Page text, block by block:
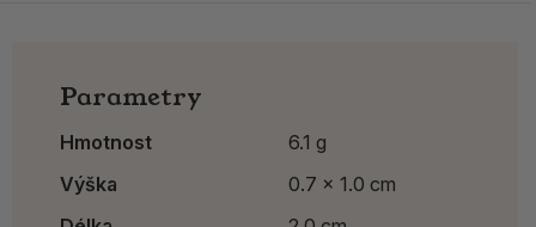
Parametry
Hmotnost
6.1 g
Výška
0.7 x 1.0 cm